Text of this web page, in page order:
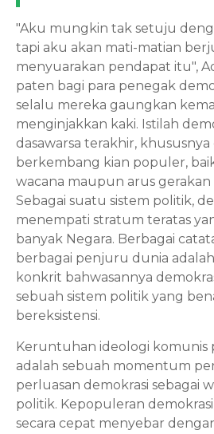
"Aku mungkin tak setuju
tapi aku akan mati-matian
menyuarakan pendapat itu",
paten bagi para penegak
selalu mereka gaungkan
menginjakkan kaki. Istilah
dasawarsa terakhir,
berkembang kian populer,
wacana maupun arus gerakan
Sebagai suatu sistem politik,
menempati stratum teratas
banyak Negara. Berbagai
berbagai penjuru dunia
konkrit bahwasannya
sebuah sistem politik yang
bereksistensi.
Keruntuhan ideologi komunis
adalah sebuah momentum
perluasan demokrasi sebagai
politik. Kepopuleran
secara cepat menyebar